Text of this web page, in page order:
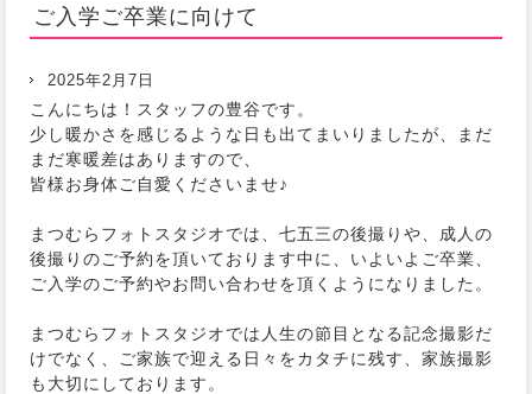
ご入学ご卒業に向けて
2025年2月7日
こんにちは！スタッフの豊谷です。
少し暖かさを感じるような日も出てまいりましたが、まだ
まだ寒暖差はありますので、
皆様お身体ご自愛くださいませ♪
まつむらフォトスタジオでは、七五三の後撮りや、成人の
後撮りのご予約を頂いております中に、いよいよご卒業、
ご入学のご予約やお問い合わせを頂くようになりました。
まつむらフォトスタジオでは人生の節目となる記念撮影だ
けでなく、ご家族で迎える日々をカタチに残す、家族撮影
も大切にしております。